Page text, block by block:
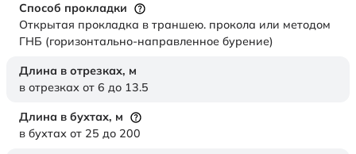
Способ прокладки
Открытая прокладка в траншею. прокола или методом
ГНБ (горизонтально-направленное бурение)
Длина в отрезках, м
в отрезках от 6 до 13.5
Длина в бухтах, м
в бухтах от 25 до 200